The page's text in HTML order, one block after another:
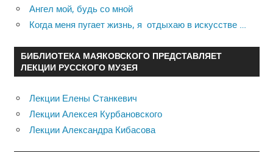
Ангел мой, будь со мной
Когда меня пугает жизнь, я отдыхаю в искусстве …
БИБЛИОТЕКА МАЯКОВСКОГО ПРЕДСТАВЛЯЕТ
ЛЕКЦИИ РУССКОГО МУЗЕЯ
Лекции Елены Станкевич
Лекции Алексея Курбановского
Лекции Александра Кибасова